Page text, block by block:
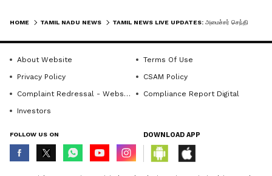
HOME TAMIL NADU NEWS
About Website
Terms Of Use
Privacy Policy
CSAM Policy
Complaint Redressal - Website
Compliance Report Digital
Investors
FOLLOW US ON DOWNLOAD APP